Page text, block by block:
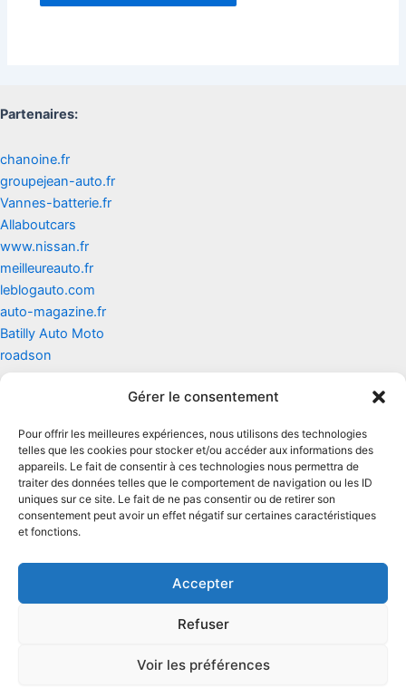
Gérer le consentement
Pour offrir les meilleures expériences, nous utilisons des technologies
telles que les cookies pour stocker et/ou accéder aux informations des
appareils. Le fait de consentir à ces technologies nous permettra de
traiter des données telles que le comportement de navigation ou les ID
uniques sur ce site. Le fait de ne pas consentir ou de retirer son
consentement peut avoir un effet négatif sur certaines caractéristiques
et fonctions.
Accepter
Refuser
Voir les préférences
Partenaires:
chanoine.fr
groupejean-auto.fr
Vannes-batterie.fr
Allaboutcars
www.nissan.fr
meilleureauto.fr
leblogauto.com
auto-magazine.fr
Batilly Auto Moto
roadson
Mentions légales
Conditions générales d'utilisation
Conditions générales de vente
Politique de cookies
Politique de confidentialité
Copyright © 2026 Renault zoe | Powered by